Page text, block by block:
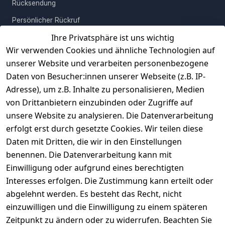
Ihre Privatsphäre ist uns wichtig
Wir verwenden Cookies und ähnliche Technologien auf
unserer Website und verarbeiten personenbezogene
Daten von Besucher:innen unserer Webseite (z.B. IP-
Adresse), um z.B. Inhalte zu personalisieren, Medien
von Drittanbietern einzubinden oder Zugriffe auf
unsere Website zu analysieren. Die Datenverarbeitung
erfolgt erst durch gesetzte Cookies. Wir teilen diese
Daten mit Dritten, die wir in den Einstellungen
benennen. Die Datenverarbeitung kann mit
Einwilligung oder aufgrund eines berechtigten
Interesses erfolgen. Die Zustimmung kann erteilt oder
abgelehnt werden. Es besteht das Recht, nicht
einzuwilligen und die Einwilligung zu einem späteren
Zeitpunkt zu ändern oder zu widerrufen. Beachten Sie
Rücksendung
Persönlicher Rückruf
Erfahrungen
Vertrag widerrufen
INFORMATIONEN
AGB
Widerrufsrecht
Datenschutz
Unser Unternehmen
Charity & Wohltätigkeit